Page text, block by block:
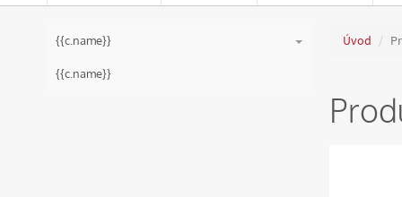
{{c.name}}
{{s.name}}
{{c.name}}
Úvod